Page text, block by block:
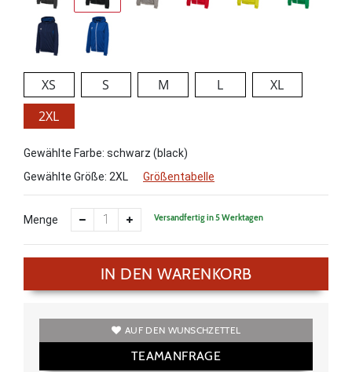
XS S M L
XL
2XL
Gewählte Farbe: schwarz (black)
Gewählte Größe: 2XL Größentabelle
Menge Versandfertig in 5 Werktagen
IN DEN WARENKORB
AUF DEN WUNSCHZETTEL
TEAMANFRAGE